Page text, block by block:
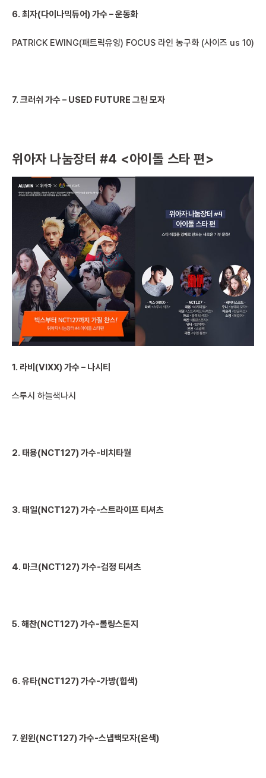
6. 최자(다이나믹듀어) 가수 – 운동화
PATRICK EWING(패트릭유잉) FOCUS 라인 농구화 (사이즈 us 10)
7. 크러쉬 가수 – USED FUTURE 그린 모자
위아자 나눔장터 #4 <아이돌 스타 편>
1. 라비(VIXX) 가수 – 나시티
스투시 하늘색나시
2. 태용(NCT127) 가수-비치타월
3. 태일(NCT127) 가수-스트라이프 티셔츠
4. 마크(NCT127) 가수-검정 티셔츠
5. 해찬(NCT127) 가수-롤링스톤지
6. 유타(NCT127) 가수-가방(힙색)
7. 윈윈(NCT127) 가수-스냅백모자(은색)